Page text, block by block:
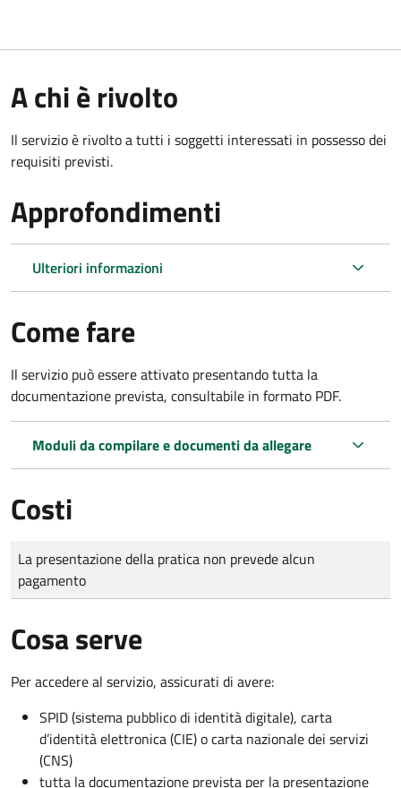
A chi è rivolto
Il servizio è rivolto a tutti i soggetti interessati in possesso dei
requisiti previsti.
Approfondimenti
Ulteriori informazioni
Come fare
Il servizio può essere attivato presentando tutta la
documentazione prevista, consultabile in formato PDF.
Moduli da compilare e documenti da allegare
Costi
Tipo di pagamento
Importo
La presentazione della pratica non prevede alcun
pagamento
Cosa serve
Per accedere al servizio, assicurati di avere:
SPID (sistema pubblico di identità digitale), carta
d’identità elettronica (CIE) o carta nazionale dei servizi
(CNS)
tutta la documentazione prevista per la presentazione